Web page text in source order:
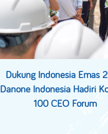
Dukung Indonesia Emas
Danone Indonesia Hadiri
100 CEO Forum